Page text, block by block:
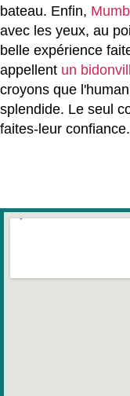
bateau. Enfin,
avec les yeux, au
belle expérience
appellent un
croyons que
splendide. Le seul
faites-leur confiance.